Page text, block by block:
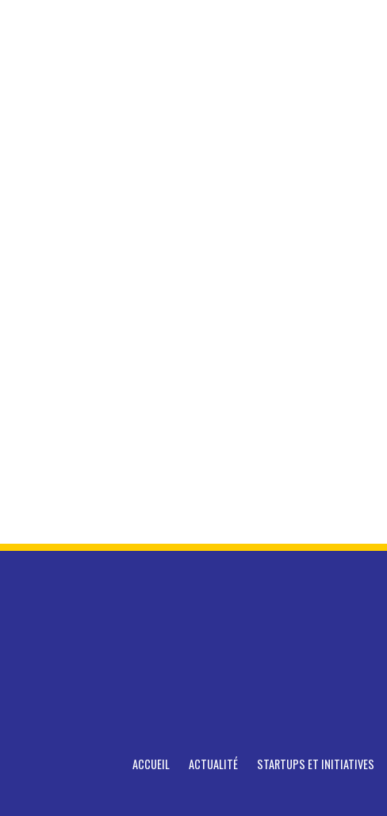
ACCUEIL ACTUALITÉ STARTUPS ET INITIATIVES